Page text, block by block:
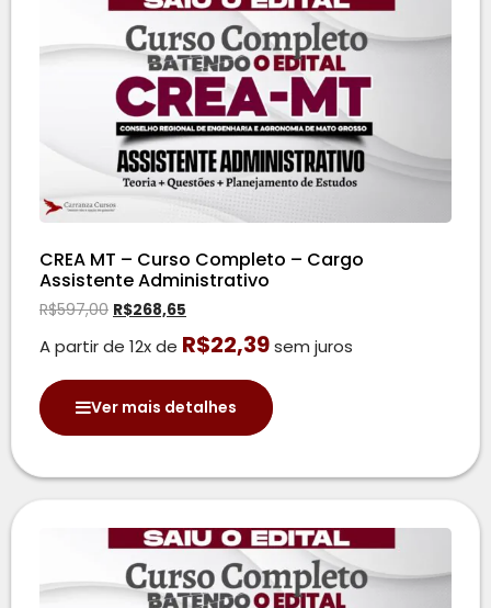
CREA MT – Curso Completo – Cargo
Assistente Administrativo
R$597,00 R$268,65
A partir de 12x de R$22,39sem juros
Ver mais detalhes